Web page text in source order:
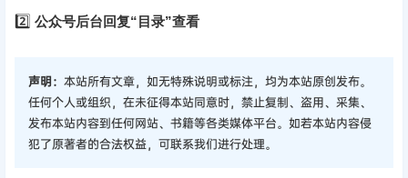
2️⃣ 公众号后台回复“目录”查看
声明： 本站所有文章，如无特殊说明或标注，均为本站原创发布。
任何个人或组织，在未征得本站同意时，禁止复制、盗用、采集、
发布本站内容到任何网站、书籍等各类媒体平台。如若本站内容侵
犯了原著者的合法权益，可联系我们进行处理。